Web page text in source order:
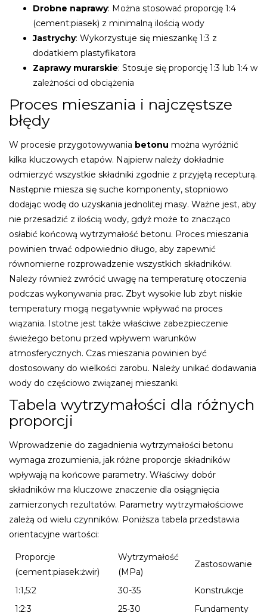
Drobne naprawy: Można stosować proporcję 1:4
(cement:piasek) z minimalną ilością wody
Jastrychy: Wykorzystuje się mieszankę 1:3 z
dodatkiem plastyfikatora
Zaprawy murarskie: Stosuje się proporcję 1:3 lub 1:4 w
zależności od obciążenia
Proces mieszania i najczęstsze
błędy
W procesie przygotowywania betonu można wyróżnić
kilka kluczowych etapów. Najpierw należy dokładnie
odmierzyć wszystkie składniki zgodnie z przyjętą recepturą.
Następnie miesza się suche komponenty, stopniowo
dodając wodę do uzyskania jednolitej masy. Ważne jest, aby
nie przesadzić z ilością wody, gdyż może to znacząco
osłabić końcową wytrzymałość betonu. Proces mieszania
powinien trwać odpowiednio długo, aby zapewnić
równomierne rozprowadzenie wszystkich składników.
Należy również zwrócić uwagę na temperaturę otoczenia
podczas wykonywania prac. Zbyt wysokie lub zbyt niskie
temperatury mogą negatywnie wpływać na proces
wiązania. Istotne jest także właściwe zabezpieczenie
świeżego betonu przed wpływem warunków
atmosferycznych. Czas mieszania powinien być
dostosowany do wielkości zarobu. Należy unikać dodawania
wody do częściowo związanej mieszanki.
Tabela wytrzymałości dla różnych
proporcji
Wprowadzenie do zagadnienia wytrzymałości betonu
wymaga zrozumienia, jak różne proporcje składników
wpływają na końcowe parametry. Właściwy dobór
składników ma kluczowe znaczenie dla osiągnięcia
zamierzonych rezultatów. Parametry wytrzymałościowe
zależą od wielu czynników. Poniższa tabela przedstawia
orientacyjne wartości:
Proporcje
(cement:piasek:żwir)
Wytrzymałość
(MPa)
Zastosowanie
1:1,5:2 30-35
Konstrukcje
1:2:3
25-30
Fundamenty